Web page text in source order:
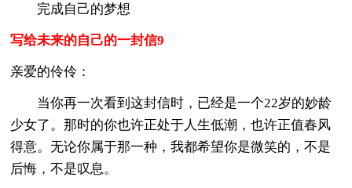
完成自己的梦想
写给未来的自己的一封信9
亲爱的伶伶：
当你再一次看到这封信时，已经是一个22岁的妙龄
少女了。那时的你也许正处于人生低潮，也许正值春风
得意。无论你属于那一种，我都希望你是微笑的，不是
后悔，不是叹息。